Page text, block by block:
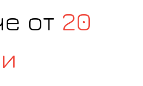
от 20